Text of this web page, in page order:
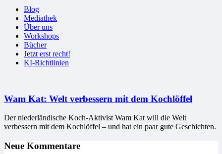
Blog
Mediathek
Über uns
Workshops
Bücher
Jetzt erst recht!
KI-Richtlinien
Wam Kat: Welt verbessern mit dem Kochlöffel
Der niederländische Koch-Aktivist Wam Kat will die Welt
verbessern mit dem Kochlöffel – und hat ein paar gute Geschichten.
Neue Kommentare